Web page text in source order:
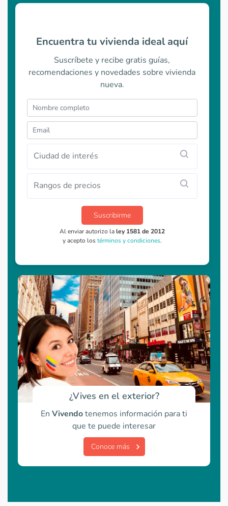
Encuentra tu vivienda ideal aquí
Suscríbete y recibe gratis guías,
recomendaciones y novedades sobre vivienda
nueva.
Ciudad de interés
Rangos de precios
Suscribirme
Al enviar autorizo laley 1581 de 2012
y acepto lostérminos y condiciones.
¿Vives en el exterior?
En Vivendotenemos información para ti
que te puede interesar
Conoce más